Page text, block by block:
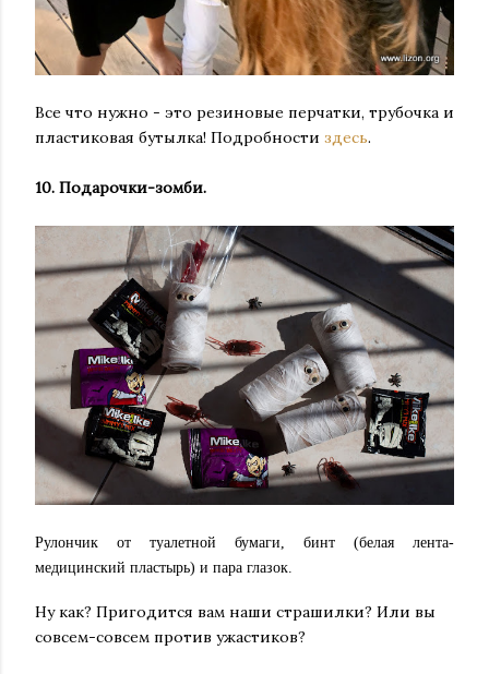
Все что нужно - это резиновые перчатки, трубочка и
пластиковая бутылка! Подробности здесь.
10. Подарочки-зомби.
Рулончик от туалетной бумаги, бинт (белая лента-
медицинский пластырь) и пара глазок.
Ну как? Пригодится вам наши страшилки? Или вы
совсем-совсем против ужастиков?